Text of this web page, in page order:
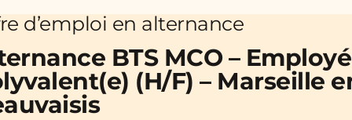
d’emploi en alternance
BTS MCO –
(H/F) – Marseille